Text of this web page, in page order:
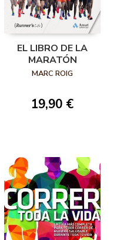
EL LIBRO DE LA
MARATÓN
MARC ROIG
19,90 €